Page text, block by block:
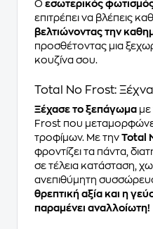
Ο εσωτερικός
επιτρέπει να βλέπεις
βελτιώνοντας την
προσθέτοντας μια
κουζίνα σου.
Total No Frost:
Ξέχασε το ξεπάγωμα με
Frost που
τροφίμων. Με την Total
φροντίζει τα πάντα,
σε τέλεια κατάσταση,
ανεπιθύμητη
θρεπτική αξία και η
παραμένει αναλλοίωτη!